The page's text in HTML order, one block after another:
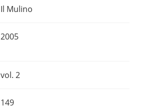
Il Mulino
2005
vol. 2
149